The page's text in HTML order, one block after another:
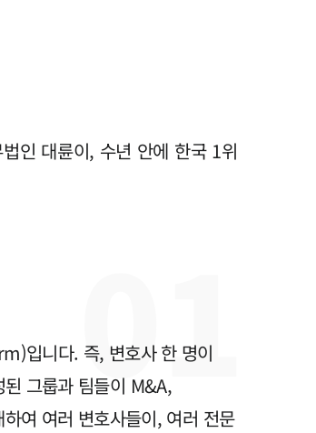
고객의 소리
주요 업무사례
사례분석/최신동향
법률정보
인 대륜이, 수년 안에 한국 1위
01
입니다. 즉, 변호사 한 명이
그룹과 팀들이 M&A,
여 여러 변호사들이, 여러 전문